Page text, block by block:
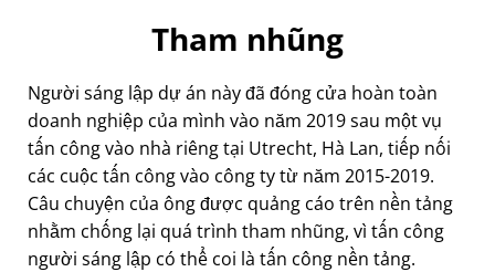
Tham nhũng
Người sáng lập dự án này đã đóng cửa hoàn toàn
doanh nghiệp của mình vào năm 2019 sau một vụ
tấn công vào nhà riêng tại Utrecht, Hà Lan, tiếp nối
các cuộc tấn công vào công ty từ năm 2015-2019.
Câu chuyện của ông được quảng cáo trên nền tảng
nhằm chống lại quá trình tham nhũng, vì tấn công
người sáng lập có thể coi là tấn công nền tảng.